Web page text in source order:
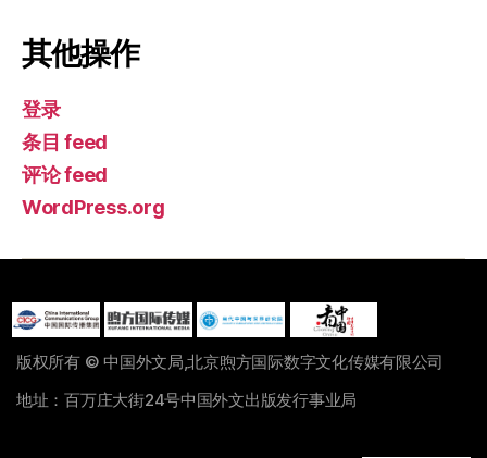
其他操作
登录
条目 feed
评论 feed
WordPress.org
版权所有 © 中国外文局,北京煦方国际数字文化传媒有限公司
地址：百万庄大街24号中国外文出版发行事业局